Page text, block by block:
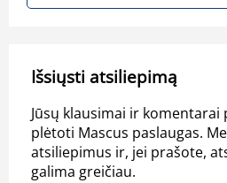
Išsiųsti atsiliepimą
Jūsų klausimai ir komentarai
plėtoti Mascus paslaugas.
atsiliepimus ir, jei prašote,
galima greičiau.